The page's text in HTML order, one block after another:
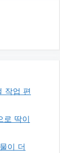
작업 편
로 딱이
이 더